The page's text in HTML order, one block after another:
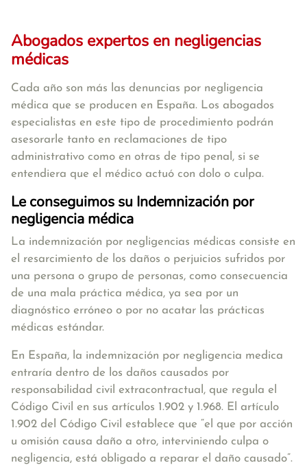
Abogados expertos en negligencias
médicas
Cada año son más las denuncias por negligencia
médica que se producen en España. Los abogados
especialistas en este tipo de procedimiento podrán
asesorarle tanto en reclamaciones de tipo
administrativo como en otras de tipo penal, si se
entendiera que el médico actuó con dolo o culpa.
Le conseguimos su Indemnización por
negligencia médica
La indemnización por negligencias médicas consiste en
el resarcimiento de los daños o perjuicios sufridos por
una persona o grupo de personas, como consecuencia
de una mala práctica médica, ya sea por un
diagnóstico erróneo o por no acatar las prácticas
médicas estándar.
En España, la indemnización por negligencia medica
entraría dentro de los daños causados por
responsabilidad civil extracontractual, que regula el
Código Civil en sus artículos 1.902 y 1.968. El artículo
1.902 del Código Civil establece que “el que por acción
u omisión causa daño a otro, interviniendo culpa o
negligencia, está obligado a reparar el daño causado”.